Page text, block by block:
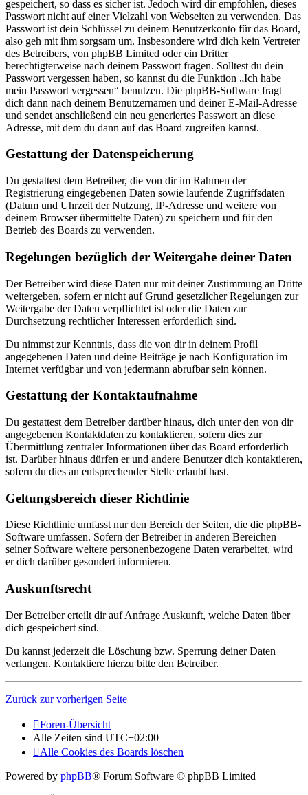
gespeichert, so dass es sicher ist. Jedoch wird dir empfohlen, dieses
Passwort nicht auf einer Vielzahl von Webseiten zu verwenden. Das
Passwort ist dein Schlüssel zu deinem Benutzerkonto für das Board,
also geh mit ihm sorgsam um. Insbesondere wird dich kein Vertreter
des Betreibers, von phpBB Limited oder ein Dritter
berechtigterweise nach deinem Passwort fragen. Solltest du dein
Passwort vergessen haben, so kannst du die Funktion „Ich habe
mein Passwort vergessen“ benutzen. Die phpBB-Software fragt
dich dann nach deinem Benutzernamen und deiner E-Mail-Adresse
und sendet anschließend ein neu generiertes Passwort an diese
Adresse, mit dem du dann auf das Board zugreifen kannst.
Gestattung der Datenspeicherung
Du gestattest dem Betreiber, die von dir im Rahmen der
Registrierung eingegebenen Daten sowie laufende Zugriffsdaten
(Datum und Uhrzeit der Nutzung, IP-Adresse und weitere von
deinem Browser übermittelte Daten) zu speichern und für den
Betrieb des Boards zu verwenden.
Regelungen bezüglich der Weitergabe deiner Daten
Der Betreiber wird diese Daten nur mit deiner Zustimmung an Dritte
weitergeben, sofern er nicht auf Grund gesetzlicher Regelungen zur
Weitergabe der Daten verpflichtet ist oder die Daten zur
Durchsetzung rechtlicher Interessen erforderlich sind.
Du nimmst zur Kenntnis, dass die von dir in deinem Profil
angegebenen Daten und deine Beiträge je nach Konfiguration im
Internet verfügbar und von jedermann abrufbar sein können.
Gestattung der Kontaktaufnahme
Du gestattest dem Betreiber darüber hinaus, dich unter den von dir
angegebenen Kontaktdaten zu kontaktieren, sofern dies zur
Übermittlung zentraler Informationen über das Board erforderlich
ist. Darüber hinaus dürfen er und andere Benutzer dich kontaktieren,
sofern du dies an entsprechender Stelle erlaubt hast.
Geltungsbereich dieser Richtlinie
Diese Richtlinie umfasst nur den Bereich der Seiten, die die phpBB-
Software umfassen. Sofern der Betreiber in anderen Bereichen
seiner Software weitere personenbezogene Daten verarbeitet, wird
er dich darüber gesondert informieren.
Auskunftsrecht
Der Betreiber erteilt dir auf Anfrage Auskunft, welche Daten über
dich gespeichert sind.
Du kannst jederzeit die Löschung bzw. Sperrung deiner Daten
verlangen. Kontaktiere hierzu bitte den Betreiber.
Zurück zur vorherigen Seite
Foren-Übersicht
Alle Zeiten sind UTC+02:00
Alle Cookies des Boards löschen
Powered by phpBB® Forum Software © phpBB Limited